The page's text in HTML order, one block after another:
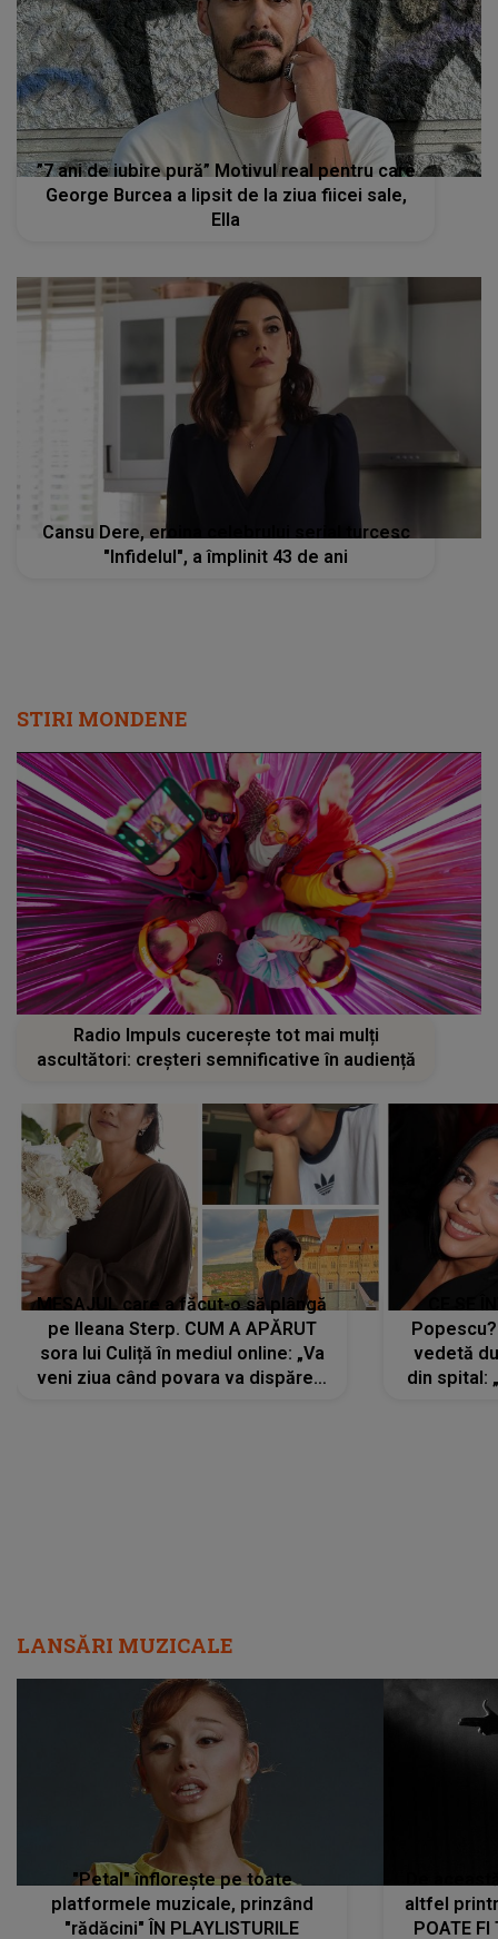
”7 ani de iubire pură” Motivul real pentru care
George Burcea a lipsit de la ziua fiicei sale,
Ella
Cansu Dere, eroina celebrului serial turcesc
"Infidelul", a împlinit 43 de ani
STIRI MONDENE
Radio Impuls cucerește tot mai mulți
ascultători: creșteri semnificative în audiență
MESAJUL care a făcut-o să plângă
pe Ileana Sterp. CUM A APĂRUT
sora lui Culiță în mediul online: „Va
veni ziua când povara va dispărea,
vedetă
din spital:
LANSĂRI MUZICALE
"Petal" înflorește pe toate
platformele muzicale, prinzând
"rădăcini" ÎN PLAYLISTURILE
altfel
POATE FI